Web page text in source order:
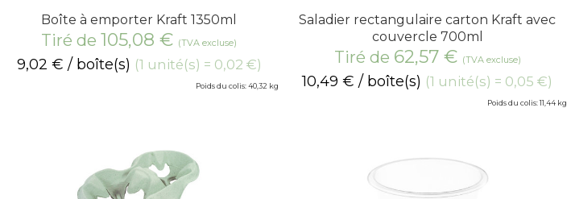
Boîte à emporter Kraft 1350ml
Tiré de 105,08 € (TVA excluse)
9,02 € / boîte(s) (1 unité(s) = 0,02 €)
Poids du colis: 40,32 kg
Saladier rectangulaire carton Kraft avec
couvercle 700ml
Tiré de 62,57 € (TVA excluse)
10,49 € / boîte(s) (1 unité(s) = 0,05 €)
Poids du colis: 11,44 kg